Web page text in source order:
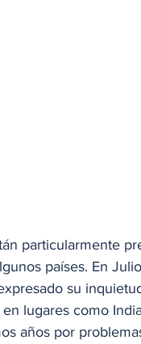
particularmente
países. En
su
lugares como
años por